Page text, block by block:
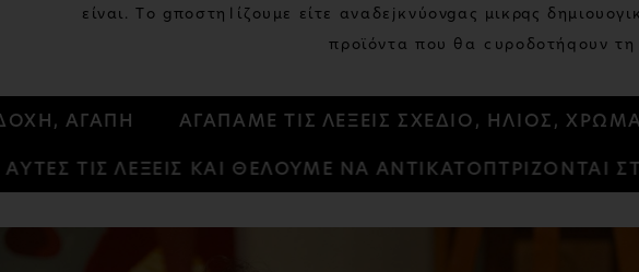
ε ίν α ι . ο υ πο σ τη ί ζ ου μ ε ε ί τε αν α δ ε ι κ ν ύ οντ α ς μ ι κ ρέ ς δ η μ ι ου ργ ι κ
π ρ οϊ όντ α π ου θ α π υ ρ ο δ οτή σ ου ν τη
ΑΠΟΔΟΧΗ, ΑΓΑΠΗ ΑΓΑΠΑΜΕ ΤΙΣ ΛΕΞΕΙΣ ΣΧΕΔΙΟ,
ΤΙΣ ΛΕΞΕΙΣ ΚΑΙ ΘΕΛΟΥΜΕ ΝΑ ΑΝΤΙΚΑΤΟΠΤΡΙΖΟΝΤΑΙ ΣΤΑ